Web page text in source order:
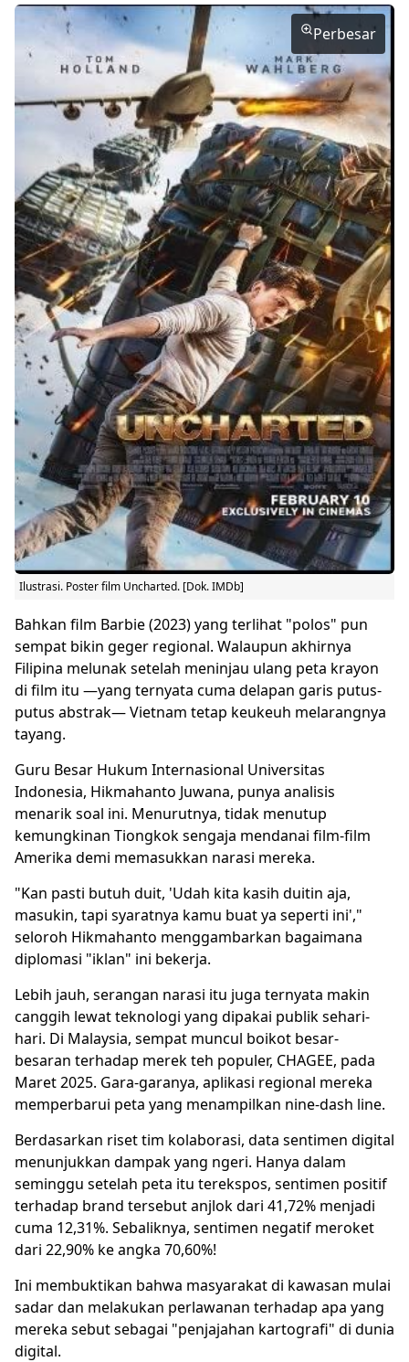
Perbesar
Ilustrasi. Poster film Uncharted. [Dok. IMDb]
Bahkan film Barbie (2023) yang terlihat "polos" pun
sempat bikin geger regional. Walaupun akhirnya
Filipina melunak setelah meninjau ulang peta krayon
di film itu —yang ternyata cuma delapan garis putus-
putus abstrak— Vietnam tetap keukeuh melarangnya
tayang.
Guru Besar Hukum Internasional Universitas
Indonesia, Hikmahanto Juwana, punya analisis
menarik soal ini. Menurutnya, tidak menutup
kemungkinan Tiongkok sengaja mendanai film-film
Amerika demi memasukkan narasi mereka.
"Kan pasti butuh duit, 'Udah kita kasih duitin aja,
masukin, tapi syaratnya kamu buat ya seperti ini',"
seloroh Hikmahanto menggambarkan bagaimana
diplomasi "iklan" ini bekerja.
Lebih jauh, serangan narasi itu juga ternyata makin
canggih lewat teknologi yang dipakai publik sehari-
hari. Di Malaysia, sempat muncul boikot besar-
besaran terhadap merek teh populer, CHAGEE, pada
Maret 2025. Gara-garanya, aplikasi regional mereka
memperbarui peta yang menampilkan nine-dash line.
Berdasarkan riset tim kolaborasi, data sentimen digital
menunjukkan dampak yang ngeri. Hanya dalam
seminggu setelah peta itu terekspos, sentimen positif
terhadap brand tersebut anjlok dari 41,72% menjadi
cuma 12,31%. Sebaliknya, sentimen negatif meroket
dari 22,90% ke angka 70,60%!
Ini membuktikan bahwa masyarakat di kawasan mulai
sadar dan melakukan perlawanan terhadap apa yang
mereka sebut sebagai "penjajahan kartografi" di dunia
digital.